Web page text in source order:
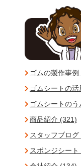
ゴムの製作事例
ゴムシートの
ゴムシートの
商品紹介 (321)
スタッフブログ
スポンジシート